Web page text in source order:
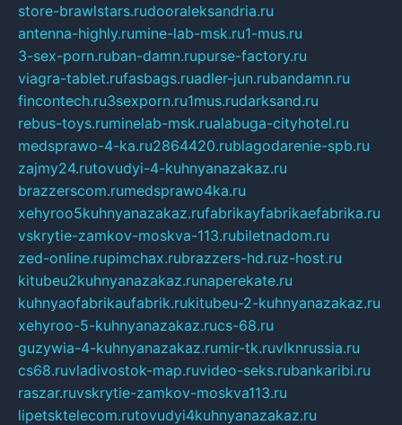
store-brawlstars.rudooraleksandria.ru
antenna-highly.rumine-lab-msk.ru1-mus.ru
3-sex-porn.ruban-damn.rupurse-factory.ru
viagra-tablet.rufasbags.ruadler-jun.rubandamn.ru
fincontech.ru3sexporn.ru1mus.rudarksand.ru
rebus-toys.ruminelab-msk.rualabuga-cityhotel.ru
medsprawo-4-ka.ru2864420.rublagodarenie-spb.ru
zajmy24.rutovudyi-4-kuhnyanazakaz.ru
brazzerscom.rumedsprawo4ka.ru
xehyroo5kuhnyanazakaz.rufabrikayfabrikaefabrika.ru
vskrytie-zamkov-moskva-113.rubiletnadom.ru
zed-online.rupimchax.rubrazzers-hd.ruz-host.ru
kitubeu2kuhnyanazakaz.runaperekate.ru
kuhnyaofabrikaufabrik.rukitubeu-2-kuhnyanazakaz.ru
xehyroo-5-kuhnyanazakaz.rucs-68.ru
guzywia-4-kuhnyanazakaz.rumir-tk.ruvlknrussia.ru
cs68.ruvladivostok-map.ruvideo-seks.rubankaribi.ru
raszar.ruvskrytie-zamkov-moskva113.ru
lipetsktelecom.rutovudyi4kuhnyanazakaz.ru